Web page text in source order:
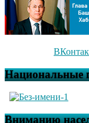
Национальные
Вниманию